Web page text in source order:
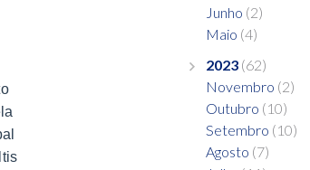
Junho (2)
Maio (4)
2023 (62)
Novembro (2)
Outubro (10)
Setembro (10)
Agosto (7)